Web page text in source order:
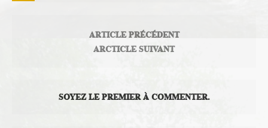
ARTICLE PRÉCÉDENT
ARCTICLE SUIVANT
SOYEZ LE PREMIER À COMMENTER.